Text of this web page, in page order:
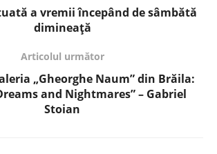
a vremii începând de sâmbătă
dimineață
Articolul următor
„Gheorghe Naum” din Brăila:
and Nightmares” – Gabriel
Stoian